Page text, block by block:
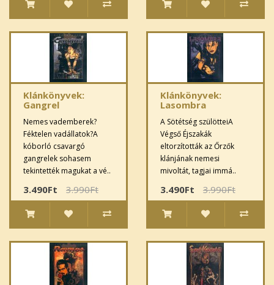
Klánkönyvek:
Gangrel
Nemes vademberek?
Féktelen vadállatok?A
kóborló csavargó
gangrelek sohasem
tekintették magukat a vé..
3.490Ft 3.990Ft
Klánkönyvek:
Lasombra
A Sötétség szülötteiA
Végső Éjszakák
eltorzították az Őrzők
klánjának nemesi
mivoltát, tagjai immá..
3.490Ft 3.990Ft